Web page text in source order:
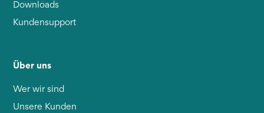
Downloads
Kundensupport
Über uns
Wer wir sind
Unsere Kunden